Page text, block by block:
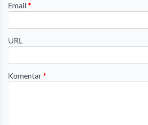
Email*
URL
Komentar*